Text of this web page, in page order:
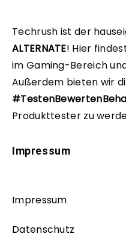
Techrush ist der
ALTERNATE! Hier
im Gaming-Bereich
Außerdem bieten wir
Produkttester zu
Impressum
Impressum
Datenschutz